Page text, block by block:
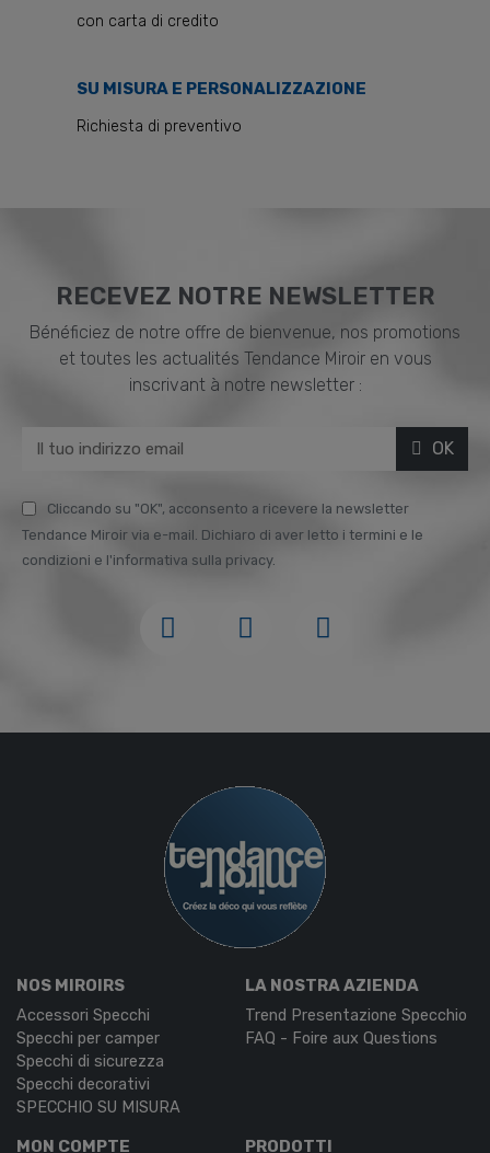
con carta di credito
SU MISURA E PERSONALIZZAZIONE
Richiesta di preventivo
RECEVEZ NOTRE NEWSLETTER
Bénéficiez de notre offre de bienvenue, nos promotions
et toutes les actualités Tendance Miroir en vous
inscrivant à notre newsletter :
OK
Cliccando su "OK", acconsento a ricevere la newsletter
Tendance Miroir via e-mail. Dichiaro di aver letto i termini e le
condizioni e l'informativa sulla privacy.
NOS MIROIRS
Accessori Specchi
Specchi per camper
Specchi di sicurezza
Specchi decorativi
SPECCHIO SU MISURA
LA NOSTRA AZIENDA
Trend Presentazione Specchio
FAQ - Foire aux Questions
MON COMPTE PRODOTTI